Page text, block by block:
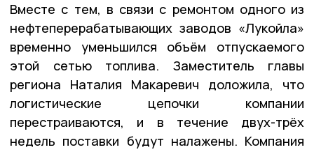
Вместе с тем, в связи с ремонтом одного из
нефтеперерабатывающих заводов «Лукойла»
временно уменьшился объём отпускаемого
этой сетью топлива. Заместитель главы
региона Наталия Макаревич доложила, что
логистические цепочки компании
перестраиваются, и в течение двух-трёх
недель поставки будут налажены. Компания